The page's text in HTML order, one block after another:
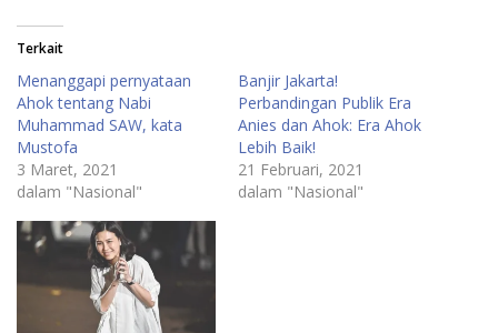
Terkait
Menanggapi pernyataan
Ahok tentang Nabi
Muhammad SAW, kata
Mustofa
3 Maret, 2021
dalam "Nasional"
Banjir Jakarta!
Perbandingan Publik Era
Anies dan Ahok: Era Ahok
Lebih Baik!
21 Februari, 2021
dalam "Nasional"